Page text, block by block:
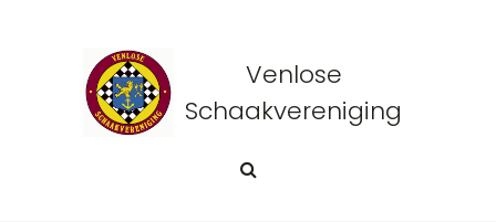
Venlose
Schaakvereniging